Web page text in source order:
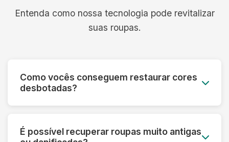
Entenda como nossa tecnologia pode revitalizar
suas roupas.
Como vocês conseguem restaurar cores
desbotadas?
pigmentos das fibras e aplicamos tratamentos
que devolvem a vivacidade original das cores,
É possível recuperar roupas muito antigas